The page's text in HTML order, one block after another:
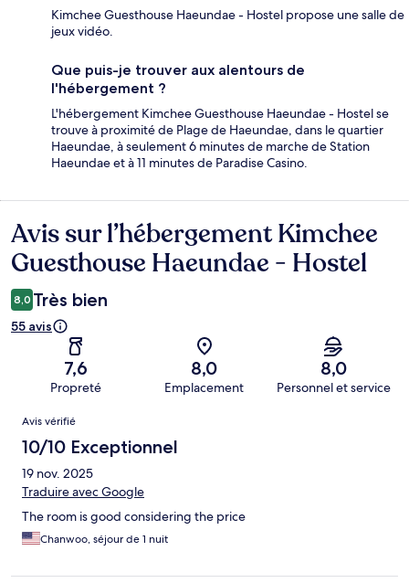
Kimchee Guesthouse Haeundae - Hostel propose une salle de
jeux vidéo.
Que puis-je trouver aux alentours de
l'hébergement ?
L'hébergement Kimchee Guesthouse Haeundae - Hostel se
trouve à proximité de Plage de Haeundae, dans le quartier
Haeundae, à seulement 6 minutes de marche de Station
Haeundae et à 11 minutes de Paradise Casino.
Avis
Avis sur l’hébergement Kimchee
Guesthouse Haeundae - Hostel
8,0 Très bien
55 avis
7,6
Propreté
8,0
Emplacement
8,0
Personnel et service
Avis
Avis vérifié
10/10 Exceptionnel
19 nov. 2025
Traduire avec Google
The room is good considering the price
Chanwoo, séjour de 1 nuit